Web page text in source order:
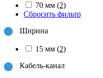
70 мм (2)
Сбросить фильтр
Ширина
15 мм (2)
Кабель-канал